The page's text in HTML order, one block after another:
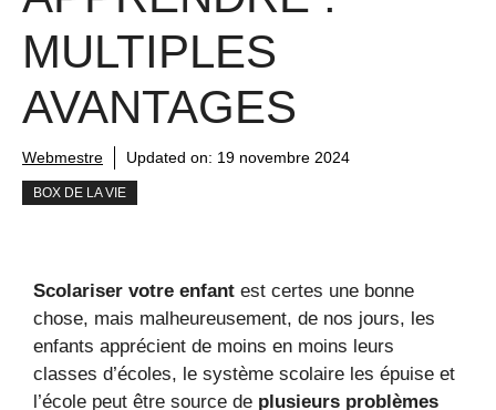
MULTIPLES
AVANTAGES
Webmestre Updated on: 19 novembre 2024
BOX DE LA VIE
Scolariser votre enfant est certes une bonne
chose, mais malheureusement, de nos jours, les
enfants apprécient de moins en moins leurs
classes d’écoles, le système scolaire les épuise et
l’école peut être source de plusieurs problèmes